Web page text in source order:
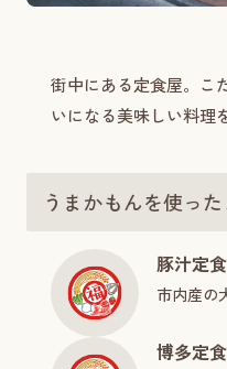
街中にある定食屋。こ
いになる美味しい料理
うまかもんを使っ
豚汁定食
市内産の
博多定食